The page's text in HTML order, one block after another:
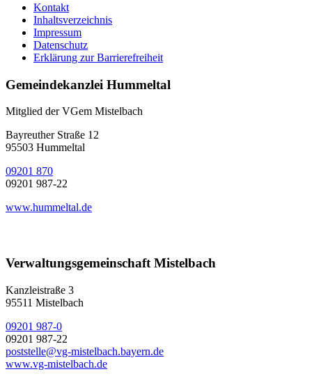
Kontakt
Inhaltsverzeichnis
Impressum
Datenschutz
Erklärung zur Barrierefreiheit
Gemeindekanzlei Hummeltal
Mitglied der VGem Mistelbach
Bayreuther Straße 12
95503 Hummeltal
09201 870
09201 987-22
www.hummeltal.de
Verwaltungsgemeinschaft Mistelbach
Kanzleistraße 3
95511 Mistelbach
09201 987-0
09201 987-22
poststelle@vg-mistelbach.bayern.de
www.vg-mistelbach.de